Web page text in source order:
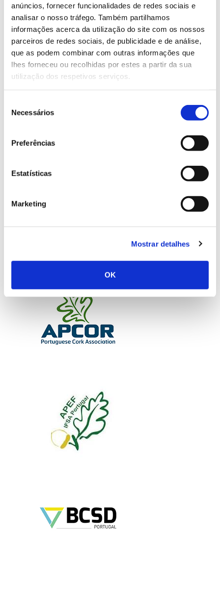
anúncios, fornecer funcionalidades de redes sociais e
analisar o nosso tráfego. Também partilhamos
informações acerca da utilização do site com os nossos
parceiros de redes sociais, de publicidade e de análise,
que as podem combinar com outras informações que
lhes forneceu ou recolhidas por estes a partir da sua
utilização dos respetivos serviços.
Necessários
Preferências
Estatísticas
Marketing
Mostrar detalhes
OK